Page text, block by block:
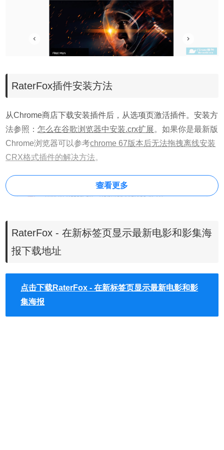
RaterFox插件安装方法
从Chrome商店下载安装插件后，从选项页激活插件。安装方
法参照：怎么在谷歌浏览器中安装.crx扩展。如果你是最新版
Chrome浏览器可以参考chrome 67版本后无法拖拽离线安装
CRX格式插件的解决方法。
RaterFox插件使用方法
查看更多
RaterFox - 在新标签页显示最新电影和影集海
报下载地址
点击下载RaterFox - 在新标签页显示最新电影和影
集海报